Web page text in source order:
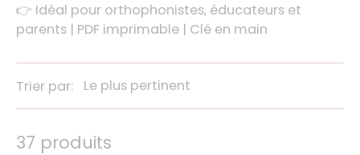
👉 Idéal pour orthophonistes, éducateurs et
parents | PDF imprimable | Clé en main
Trier par:
37 produits